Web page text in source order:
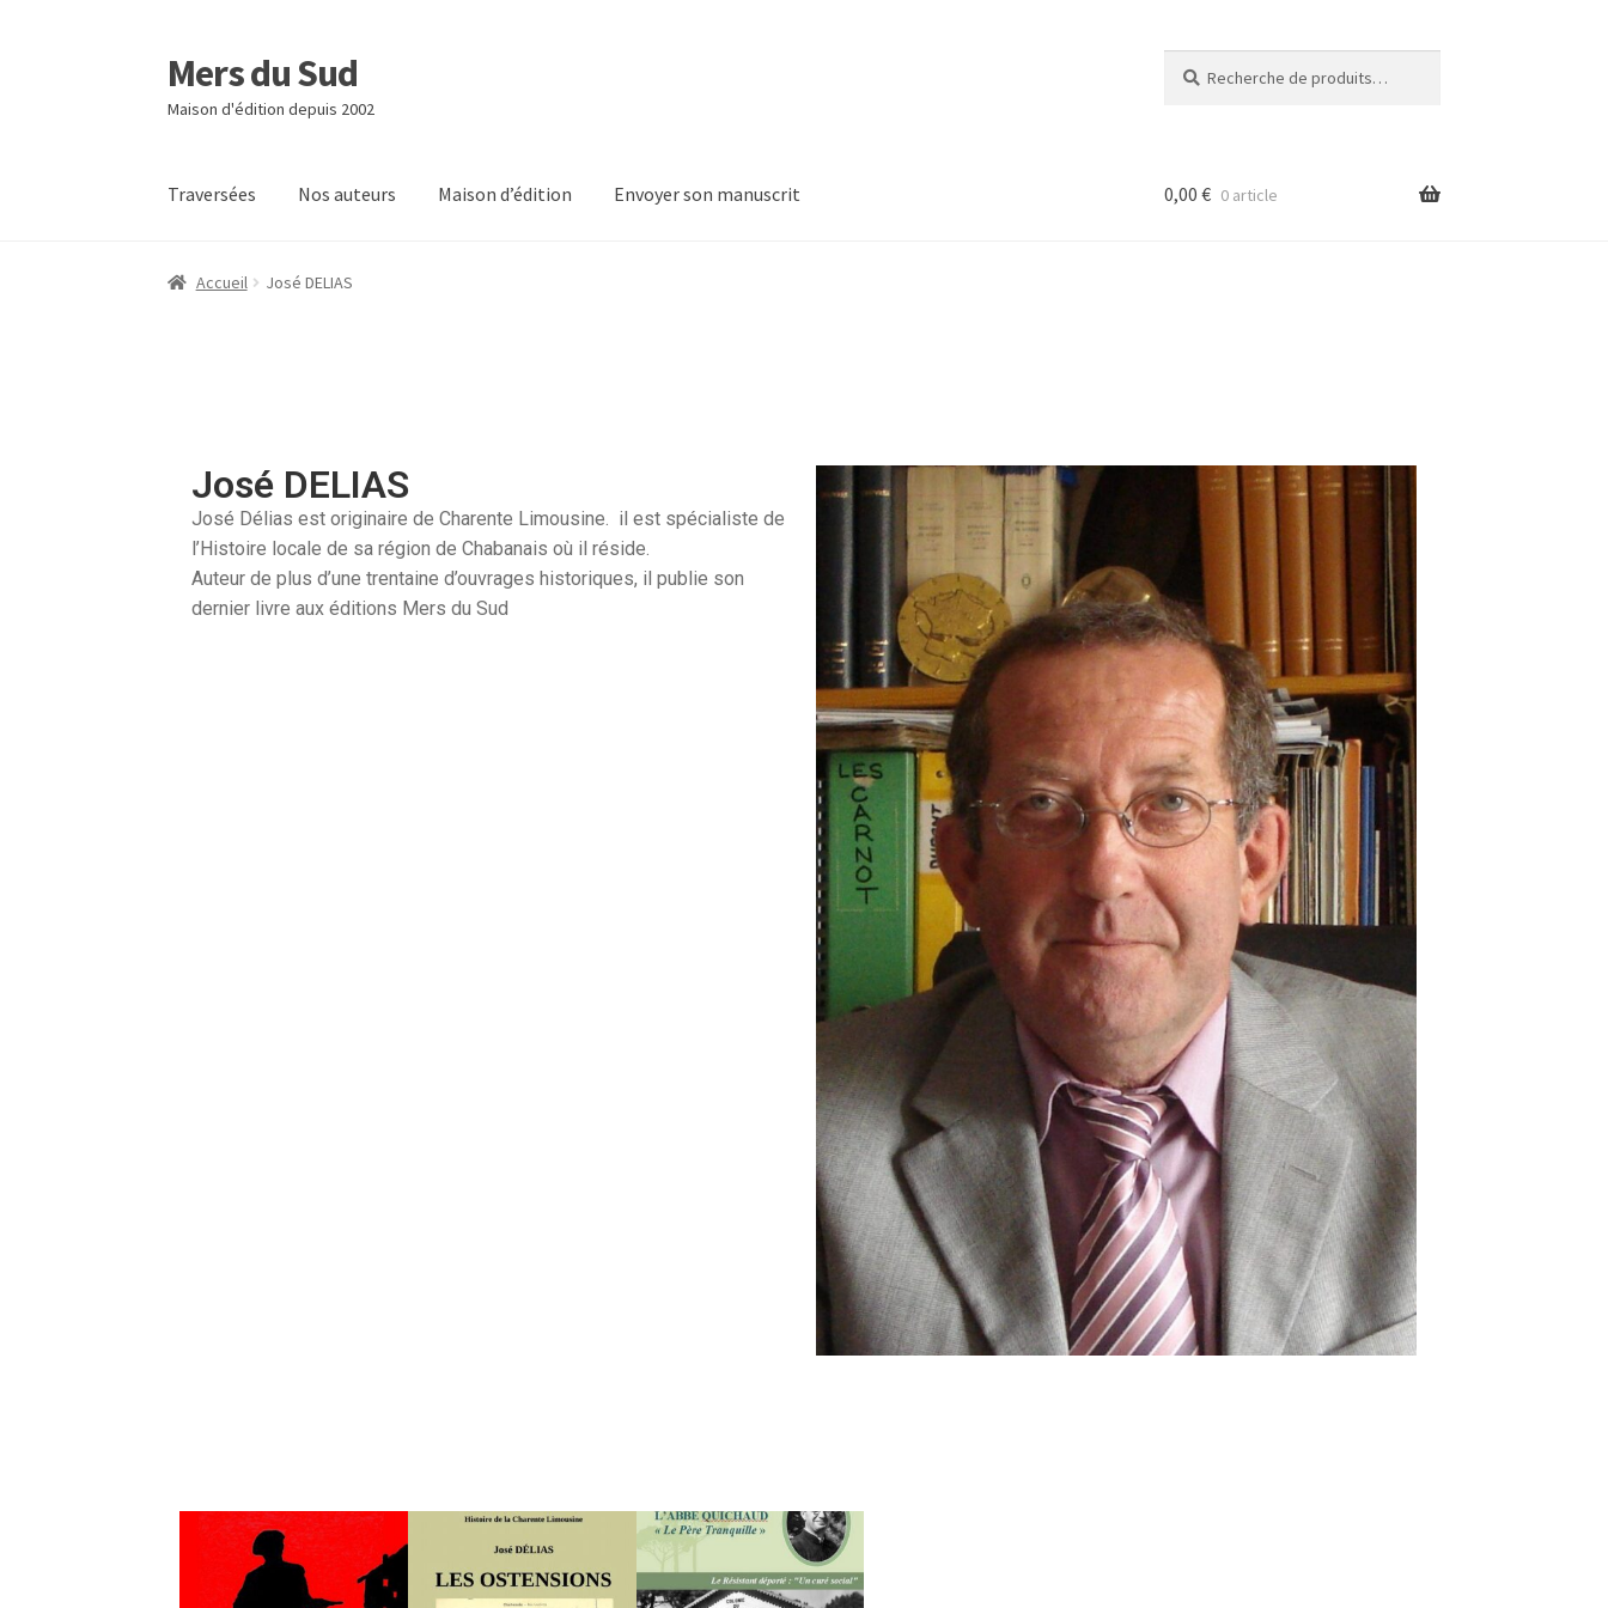
Mers du Sud
Maison d'édition depuis 2002
Traversées Nos auteurs Maison d’édition Envoyer son manuscrit 0,00 € 0 article
Accueil José DELIAS
José DELIAS
José Délias est originaire de Charente Limousine. il est spécialiste de
l’Histoire locale de sa région de Chabanais où il réside.
Auteur de plus d’une trentaine d’ouvrages historiques, il publie son
dernier livre aux éditions Mers du Sud